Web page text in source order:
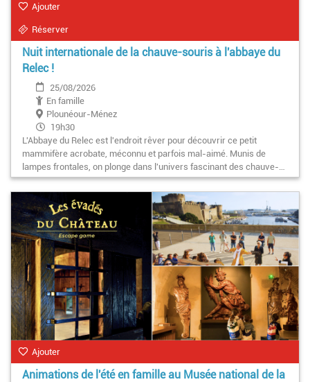
Ajouter
Réserver
Nuit internationale de la chauve-souris à l'abbaye du
Relec !
25/08/2026
En famille
Plounéour-Ménez
19h30
L'Abbaye du Relec est l'endroit rêver pour découvrir ce petit
mammifère acrobate, méconnu et parfois mal-aimé. Munis de
lampes frontales, on plonge dans l'univers fascinant des chauve-…
Ajouter
Animations de l'été en famille au Musée national de la